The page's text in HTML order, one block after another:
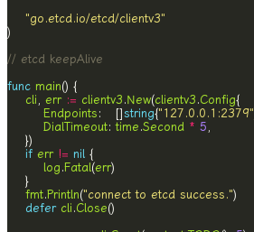
"go.etcd.io/etcd/clientv3"
// etcd keepAlive
func main
cli , err := clientv3 .New(clientv3 .Config
Endpoints :   []string{"127.0.0.1:2379"
DialTimeout: time .Second * 5
if err != nil
log .Fatal(err
fmt.Println("connect to etcd success."
defer cli .Close